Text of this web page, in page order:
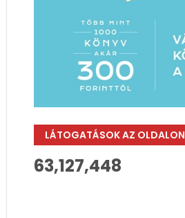
LÁTOGATÁSOK AZ OLDALON
63,127,448